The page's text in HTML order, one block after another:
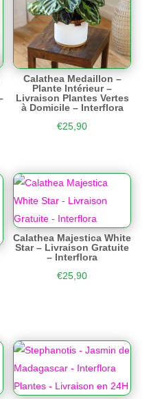
Calathea Medaillon –
Plante Intérieur –
Livraison Plantes Vertes
à Domicile – Interflora
€25,90
Calathea Majestica White
Star – Livraison Gratuite
– Interflora
€25,90